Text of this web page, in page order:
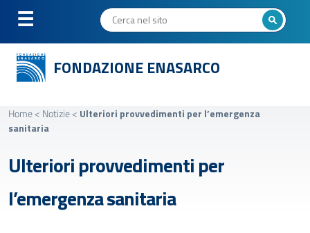
FONDAZIONE ENASARCO
Home< Notizie< Ulteriori provvedimenti per l’emergenza
sanitaria
Ulteriori provvedimenti per
l’emergenza sanitaria